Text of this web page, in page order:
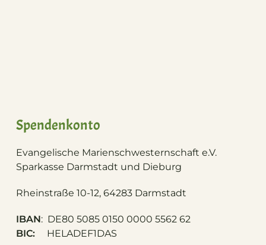
Spendenkonto
Evangelische Marienschwesternschaft e.V.
Sparkasse Darmstadt und Dieburg
Rheinstraße 10-12, 64283 Darmstadt
IBAN: DE80 5085 0150 0000 5562 62
BIC:HELADEF1DAS